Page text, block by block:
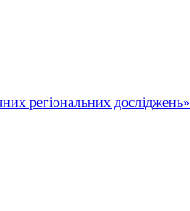
регіональних досліджень»